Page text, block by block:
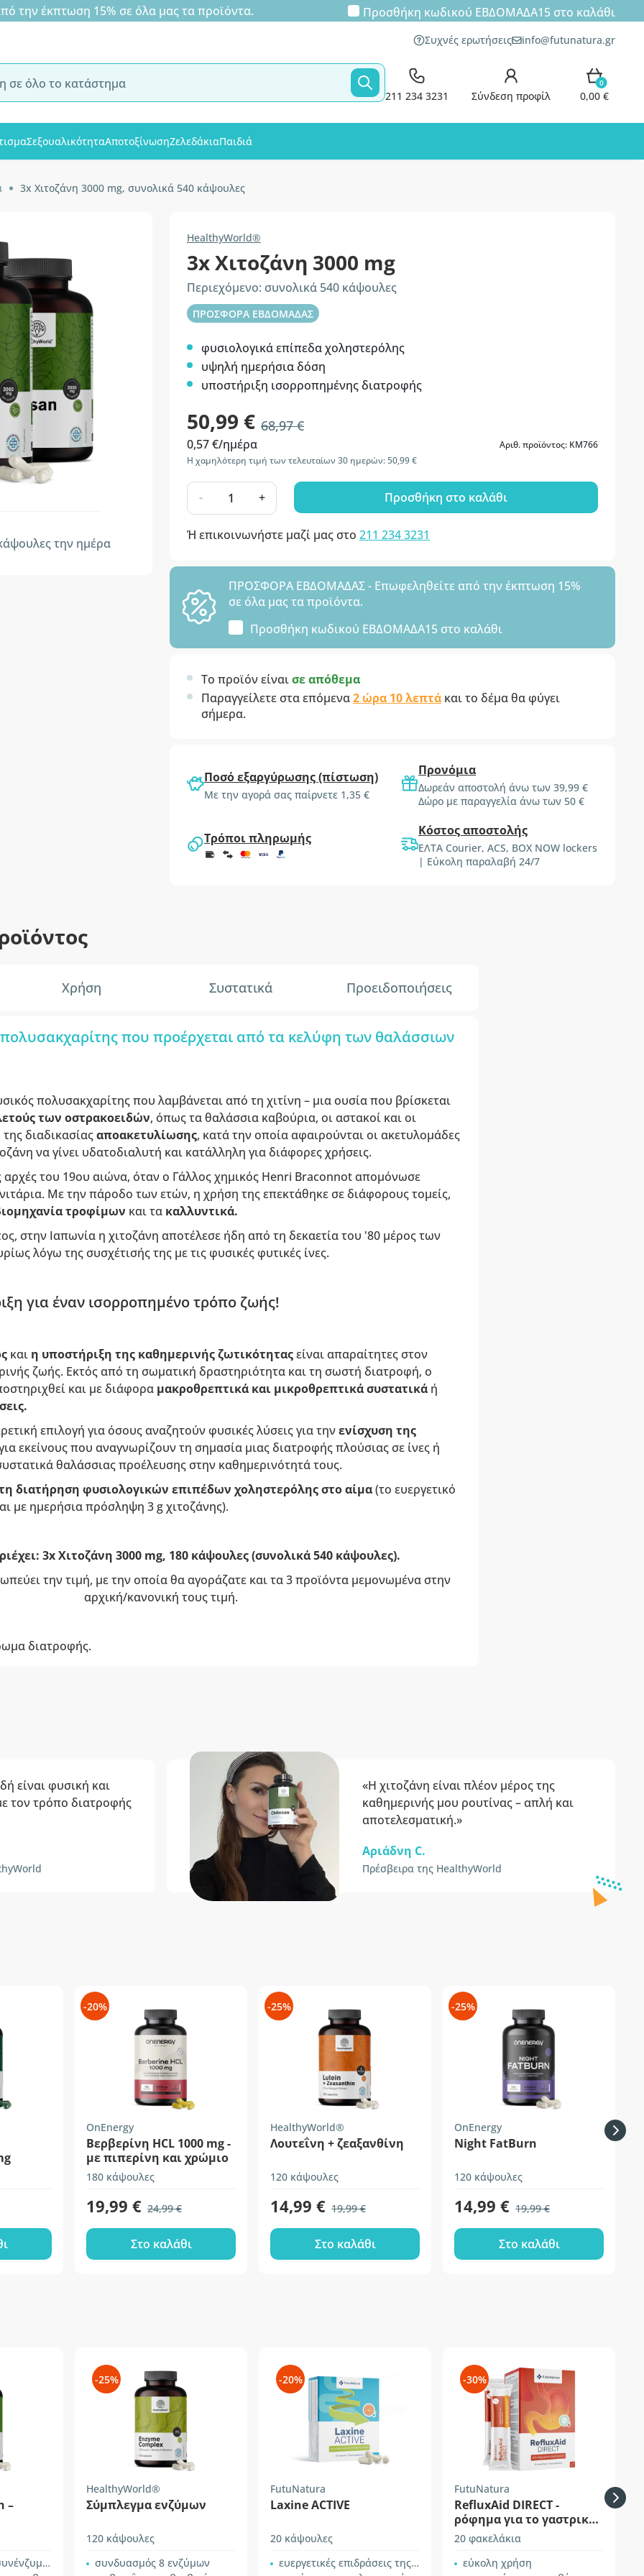
έκπτωση 15% σε όλα μας τα προϊόντα. Προσθήκη κωδικού ΕΒΔΟΜΑΔΑ15στο καλάθι
Συχνές ερωτήσεις info@futunatura.gr
211 234 3231 Σύνδεση προφίλ
0
0,00 €
ΣεξουαλικότηταΑποτοξίνωσηΖελεδάκιαΠαιδιά
3x Χιτοζάνη 3000 mg, συνολικά 540 κάψουλες
την ημέρα
HealthyWorld®
3x Χιτοζάνη 3000 mg
Περιεχόμενο: συνολικά 540 κάψουλες
ΠΡΟΣΦΟΡΑ ΕΒΔΟΜΑΔΑΣ
φυσιολογικά επίπεδα χοληστερόλης
υψηλή ημερήσια δόση
υποστήριξη ισορροπημένης διατροφής
50,99 € 68,97 €
0,57 €/ημέρα
Αριθ. προϊόντος: KM766
Η χαμηλότερη τιμή των τελευταίων 30 ημερών: 50,99 €
- + Προσθήκη στο καλάθι
Ή επικοινωνήστε μαζί μας στο 211 234 3231
ΠΡΟΣΦΟΡΑ ΕΒΔΟΜΑΔΑΣ - Επωφεληθείτε από την έκπτωση 15%
σε όλα μας τα προϊόντα.
Προσθήκη κωδικού ΕΒΔΟΜΑΔΑ15 στο καλάθι
Το προϊόν είναισε απόθεμα
Παραγγείλετε στα επόμενα2 ώρα 9 λεπτάκαι το δέμα θα φύγει
σήμερα.
Ποσό εξαργύρωσης (πίστωση)
Με την αγορά σας παίρνετε 1,35 €
Προνόμια
Δωρεάν αποστολή άνω των 39,99 €
Δώρο με παραγγελία άνω των 50 €
Τρόποι πληρωμής Κόστος αποστολής
ΕΛΤΑ Courier, ACS, BOX NOW lockers
| Εύκολη παραλαβή 24/7
Χρήση Συστατικά Προειδοποιήσεις
πολυσακχαρίτης που προέρχεται από τα κελύφη των θαλάσσιων
πολυσακχαρίτης που λαμβάνεται από τη χιτίνη – μια ουσία που βρίσκεται
των οστρακοειδών, όπως τα θαλάσσια καβούρια, οι αστακοί και οι
διαδικασίαςαποακετυλίωσης, κατά την οποία αφαιρούνται οι ακετυλομάδες
να γίνει υδατοδιαλυτή και κατάλληλη για διάφορες χρήσεις.
αρχές του 19ου αιώνα, όταν ο Γάλλος χημικός Henri Braconnot απομόνωσε
Με την πάροδο των ετών, η χρήση της επεκτάθηκε σε διάφορους τομείς,
τροφίμων και τα καλλυντικά.
στην Ιαπωνία η χιτοζάνη αποτέλεσε ήδη από τη δεκαετία του '80 μέρος των
λόγω της συσχέτισής της με τις φυσικές φυτικές ίνες.
για έναν ισορροπημένο τρόπο ζωής!
και η υποστήριξη της καθημερινής ζωτικότηταςείναι απαραίτητες στον
ζωής. Εκτός από τη σωματική δραστηριότητα και τη σωστή διατροφή, ο
και με διάφορα μακροθρεπτικά και μικροθρεπτικά συστατικάή
επιλογή για όσους αναζητούν φυσικές λύσεις για τηνενίσχυση της
εκείνους που αναγνωρίζουν τη σημασία μιας διατροφής πλούσιας σε ίνες ή
θαλάσσιας προέλευσης στην καθημερινότητά τους.
διατήρηση φυσιολογικών επιπέδων χοληστερόλης στο αίμα(το ευεργετικό
με ημερήσια πρόσληψη 3 g χιτοζάνης).
3x Χιτοζάνη 3000 mg, 180 κάψουλες (συνολικά 540 κάψουλες).
την τιμή, με την οποία θα αγοράζατε και τα 3 προϊόντα μεμονωμένα στην
αρχική/κανονική τους τιμή.
διατροφής.
είναι φυσική και
τον τρόπο διατροφής
«Η χιτοζάνη είναι πλέον μέρος της
καθημερινής μου ρουτίνας – απλή και
αποτελεσματική.»
Αριάδνη C.
Πρέσβειρα της HealthyWorld
-20%
OnEnergy
Βερβερίνη HCL 1000 mg -
με πιπερίνη και χρώμιο
180 κάψουλες
19,99 € 24,99 €
Στο καλάθι
-25%
HealthyWorld®
Λουτεΐνη + ζεαξανθίνη
120 κάψουλες
14,99 € 19,99 €
Στο καλάθι
-25%
OnEnergy
Night FatBurn
120 κάψουλες
14,99 € 19,99 €
Στο καλάθι
–
Q10
-25%
HealthyWorld®
Σύμπλεγμα ενζύμων
120 κάψουλες
συνδυασμός 8 ενζύμων
-20%
FutuNatura
Laxine ACTIVE
20 κάψουλες
ευεργετικές επιδράσεις της φράγκουλας
-30%
FutuNatura
RefluxAid DIRECT -
ρόφημα για το γαστρικό
οξύ
20 φακελάκια
εύκολη χρήση